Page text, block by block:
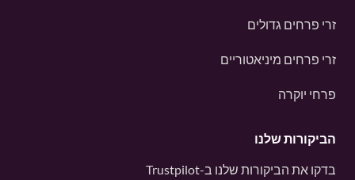
זרי פרחים גדולים
זרי פרחים מיניאטוריים
פרחי יוקרה
הביקורות שלנו
בדקו את הביקורות שלנו ב-Trustpilot